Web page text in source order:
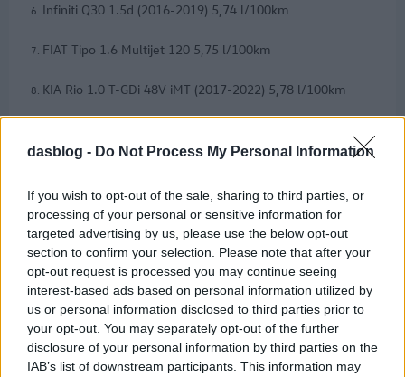
dasblog - Do Not Process My Personal Information
If you wish to opt-out of the sale, sharing to third parties, or
processing of your personal or sensitive information for
targeted advertising by us, please use the below opt-out
section to confirm your selection. Please note that after your
opt-out request is processed you may continue seeing
interest-based ads based on personal information utilized by
us or personal information disclosed to third parties prior to
your opt-out. You may separately opt-out of the further
disclosure of your personal information by third parties on the
IAB’s list of downstream participants. This information may
Infiniti Q30 1.5d (2016-2019) 5,74 l/100km
FIAT Tipo 1.6 Multijet 120 5,75 l/100km
KIA Rio 1.0 T-GDi 48V iMT (2017-2022) 5,78 l/100km
A SEAT Leon két változata is szerepelt a What car? toplistáján,
amely a 10 leggazdaságosabb családi autót sorolta fel, de
végül a kettő eredményeit összevonva került a harmadik
helyre.
Az 1,6 literes dízel az Ecomotive felszereltségben kiváló, 5,04
liter/100 kilométeres átlagot ért el. Az 1,0 literes TSI benzines
változat, amely az 5,45 literes átlaggal büszkélkedhet, külön
említést érdemel, mivel ez a legtakarékosabb benzinmotoros